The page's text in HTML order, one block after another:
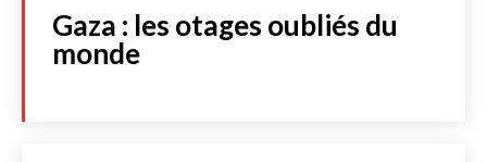
Gaza : les otages oubliés du
monde